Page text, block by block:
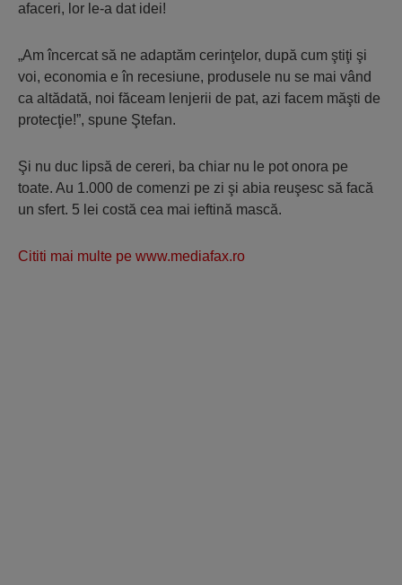
afaceri, lor le-a dat idei!
„Am încercat să ne adaptăm cerinţelor, după cum ştiţi şi
voi, economia e în recesiune, produsele nu se mai vând
ca altădată, noi făceam lenjerii de pat, azi facem măşti de
protecţie!”, spune Ştefan.
Şi nu duc lipsă de cereri, ba chiar nu le pot onora pe
toate. Au 1.000 de comenzi pe zi şi abia reuşesc să facă
un sfert. 5 lei costă cea mai ieftină mască.
Cititi mai multe pe www.mediafax.ro